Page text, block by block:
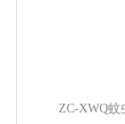
ZC-XWQ蚊